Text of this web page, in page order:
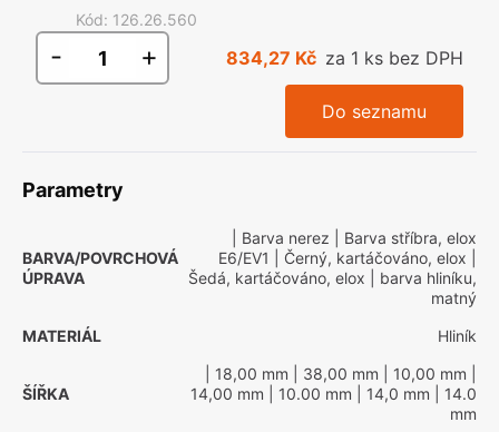
Kód: 126.26.560
- + 834,27 Kč za 1 ks bez DPH
Do seznamu
Parametry
BARVA/POVRCHOVÁ
ÚPRAVA
| Barva nerez | Barva stříbra, elox
E6/EV1
| Černý, kartáčováno, elox
Šedá, kartáčováno, elox | barva hliníku,
matný
MATERIÁL
Hliník
ŠÍŘKA
| 18,00 mm | 38,00 mm | 10,00 mm
14,00 mm | 10.00 mm | 14,0 mm | 14.0
mm